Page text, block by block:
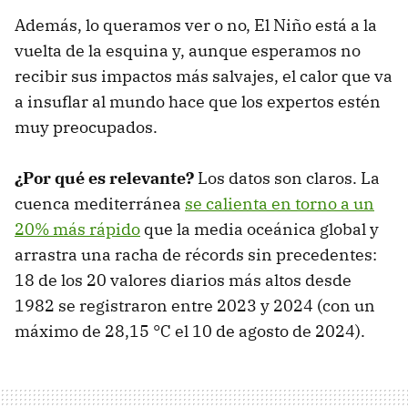
Además, lo queramos ver o no, El Niño está a la
vuelta de la esquina y, aunque esperamos no
recibir sus impactos más salvajes, el calor que va
a insuflar al mundo hace que los expertos estén
muy preocupados.
¿Por qué es relevante? Los datos son claros. La
cuenca mediterránea se calienta en torno a un
20% más rápido que la media oceánica global y
arrastra una racha de récords sin precedentes:
18 de los 20 valores diarios más altos desde
1982 se registraron entre 2023 y 2024 (con un
máximo de 28,15 °C el 10 de agosto de 2024).